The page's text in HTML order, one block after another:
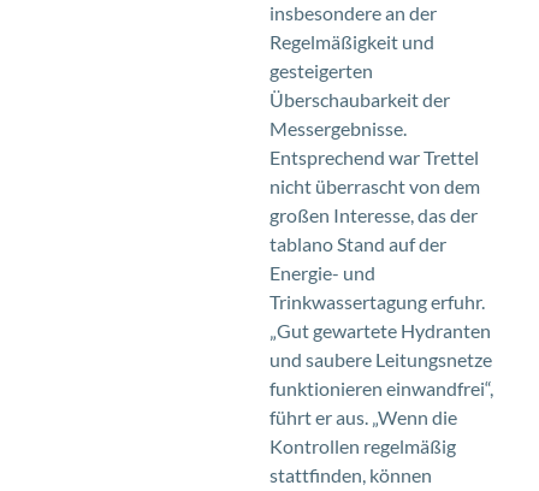
insbesondere an der
Regelmäßigkeit und
gesteigerten
Überschaubarkeit der
Messergebnisse.
Entsprechend war Trettel
nicht überrascht von dem
großen Interesse, das der
tablano Stand auf der
Energie- und
Trinkwassertagung erfuhr.
„Gut gewartete Hydranten
und saubere Leitungsnetze
funktionieren einwandfrei“,
führt er aus. „Wenn die
Kontrollen regelmäßig
stattfinden, können